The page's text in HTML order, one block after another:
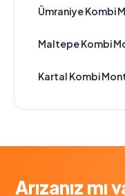
Ümraniye Kombi
Maltepe Kombi
Kartal Kombi
Arızanız